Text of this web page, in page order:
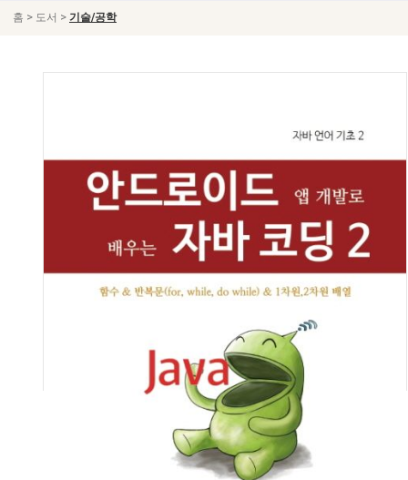
홈 > 도서 > 기술/공학